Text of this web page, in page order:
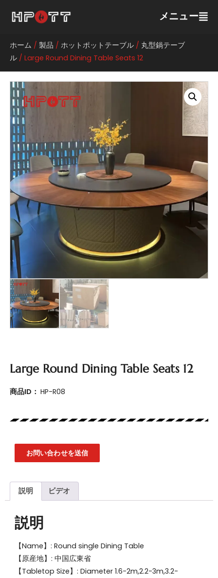
メニュー
ホーム / 製品 / ホットポットテーブル / 丸型鍋テーブ
ル / Large Round Dining Table Seats 12
Large Round Dining Table Seats 12
商品ID： HP-R08
お問い合わせを送信
説明 ビデオ
説明
【Name】: Round single Dining Table
【原産地】: 中国広東省
【Tabletop Size】: Diameter 1.6-2m,2.2-3m,3.2-